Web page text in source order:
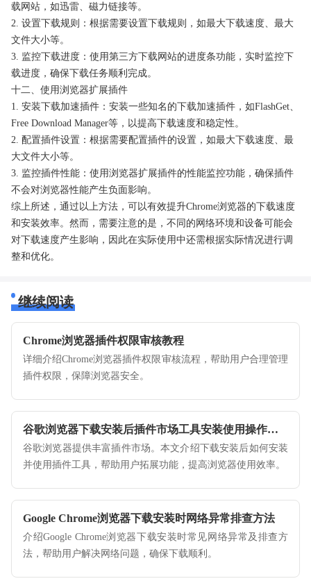
载网站，如迅雷、磁力链接等。
2. 设置下载规则：根据需要设置下载规则，如最大下载速度、最大
文件大小等。
3. 监控下载进度：使用第三方下载网站的进度条功能，实时监控下
载进度，确保下载任务顺利完成。
十二、使用浏览器扩展插件
1. 安装下载加速插件：安装一些知名的下载加速插件，如FlashGet、
Free Download Manager等，以提高下载速度和稳定性。
2. 配置插件设置：根据需要配置插件的设置，如最大下载速度、最
大文件大小等。
3. 监控插件性能：使用浏览器扩展插件的性能监控功能，确保插件
不会对浏览器性能产生负面影响。
综上所述，通过以上方法，可以有效提升Chrome浏览器的下载速度
和安装效率。然而，需要注意的是，不同的网络环境和设备可能会
对下载速度产生影响，因此在实际使用中还需根据实际情况进行调
整和优化。
继续阅读
Chrome浏览器插件权限审核教程
详细介绍Chrome浏览器插件权限审核流程，帮助用户合理管理
插件权限，保障浏览器安全。
谷歌浏览器下载安装后插件市场工具安装使用操作技巧
谷歌浏览器提供丰富插件市场。本文介绍下载安装后如何安装
并使用插件工具，帮助用户拓展功能，提高浏览器使用效率。
Google Chrome浏览器下载安装时网络异常排查方法
介绍Google Chrome浏览器下载安装时常见网络异常及排查方
法，帮助用户解决网络问题，确保下载顺利。